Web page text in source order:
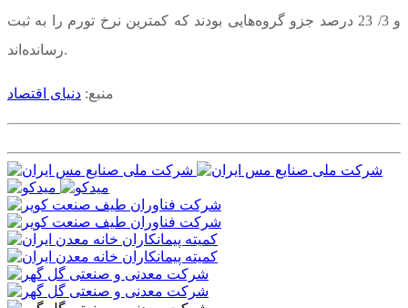
و 3/ 23 درصد جزو گروه‌هایی بودند که کمترین نرخ تورم را به ثبت
رسانده‌اند.
منبع: دنیای اقتصاد